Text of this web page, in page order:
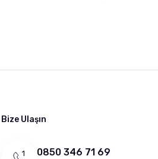
Bize Ulaşın
0850 346 71 69